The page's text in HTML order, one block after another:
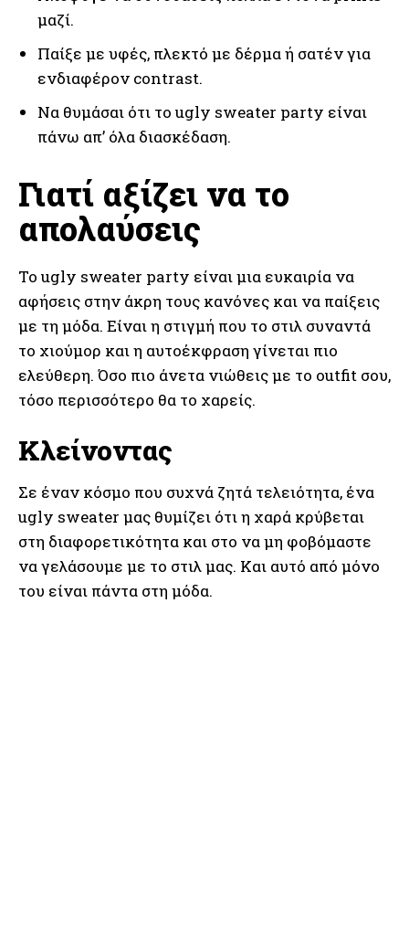
μαζί.
Παίξε με υφές, πλεκτό με δέρμα ή σατέν για
ενδιαφέρον contrast.
Να θυμάσαι ότι το ugly sweater party είναι
πάνω απ’ όλα διασκέδαση.
Γιατί αξίζει να το
απολαύσεις
Το ugly sweater party είναι μια ευκαιρία να
αφήσεις στην άκρη τους κανόνες και να παίξεις
με τη μόδα. Είναι η στιγμή που το στιλ συναντά
το χιούμορ και η αυτοέκφραση γίνεται πιο
ελεύθερη. Όσο πιο άνετα νιώθεις με το outfit σου,
τόσο περισσότερο θα το χαρείς.
Κλείνοντας
Σε έναν κόσμο που συχνά ζητά τελειότητα, ένα
ugly sweater μας θυμίζει ότι η χαρά κρύβεται
στη διαφορετικότητα και στο να μη φοβόμαστε
να γελάσουμε με το στιλ μας. Και αυτό από μόνο
του είναι πάντα στη μόδα.